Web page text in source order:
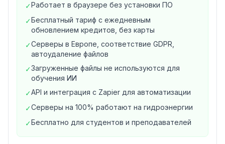
Видео: MP4, AVI, MKV, MOV, WEBM, WMV, FLV, MPG и
другие
Изображения: JPG, PNG, WebP, SVG, TIFF, BMP, GIF,
ICO, EPS
Книги и архивы: EPUB, MOBI, AZW, FB2 · ZIP, 7Z, TAR.GZ,
TAR.BZ2
2. Дополнительные инструменты
OCR-распознавание текста (Image to Text, PDF to
Word, Scan to Text)
Скриншоты сайтов: сохранить как PDF, JPG, PNG, TIFF
Генератор хэшей и контрольных сумм (MD5, SHA-256
✓Работает в браузере без установки ПО
✓Бесплатный тариф с ежедневным
обновлением кредитов, без карты
✓Серверы в Европе, соответствие GDPR,
автоудаление файлов
✓Загруженные файлы не используются для
обучения ИИ
✓API и интеграция с Zapier для автоматизации
✓Серверы на 100% работают на гидроэнергии
✓Бесплатно для студентов и преподавателей